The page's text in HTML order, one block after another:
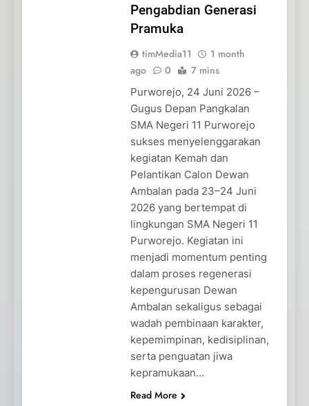
Pengabdian Generasi
Pramuka
timMedia11
1 month
ago
0 7 mins
Purworejo, 24 Juni 2026 –
Gugus Depan Pangkalan
SMA Negeri 11 Purworejo
sukses menyelenggarakan
kegiatan Kemah dan
Pelantikan Calon Dewan
Ambalan pada 23–24 Juni
2026 yang bertempat di
lingkungan SMA Negeri 11
Purworejo. Kegiatan ini
menjadi momentum penting
dalam proses regenerasi
kepengurusan Dewan
Ambalan sekaligus sebagai
wadah pembinaan karakter,
kepemimpinan, kedisiplinan,
serta penguatan jiwa
kepramukaan…
Read More